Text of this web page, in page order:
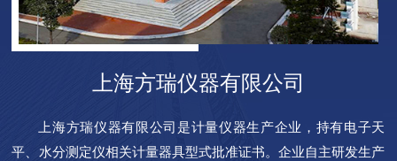
上海方瑞仪器有限公司
上海方瑞仪器有限公司是计量仪器生产企业，持有电子天
平、水分测定仪相关计量器具型式批准证书。企业自主研发生产